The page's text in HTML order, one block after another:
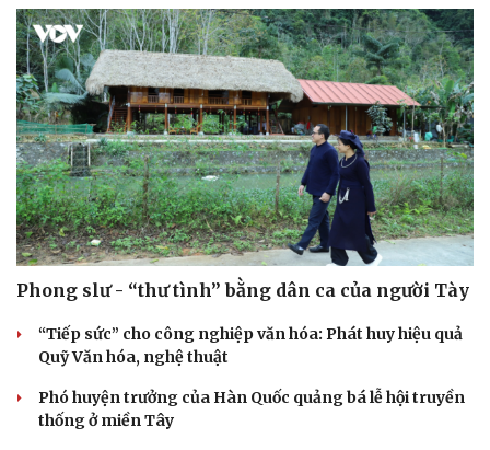
Du lịch
Tư vấn
Săn Tour
check-in
Podcast
Đọc truyện đêm khuya
Phong slư - “thư tình” bằng dân ca của người Tày
“Tiếp sức” cho công nghiệp văn hóa: Phát huy hiệu quả
Quỹ Văn hóa, nghệ thuật
Phó huyện trưởng của Hàn Quốc quảng bá lễ hội truyền
thống ở miền Tây